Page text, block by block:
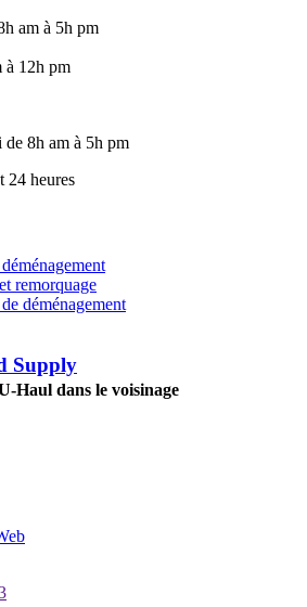
am à 5h pm
à 12h pm
8h am à 5h pm
24 heures
remorquage
déménagement
Supply
Haul dans le voisinage